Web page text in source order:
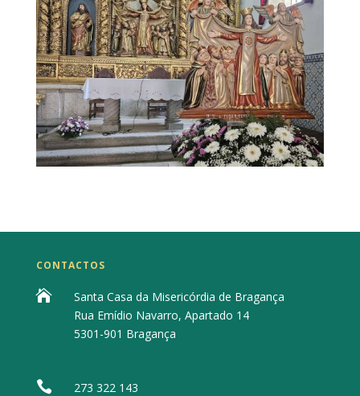
CONTACTOS

Santa Casa da Misericórdia de Bragança
Rua Emídio Navarro, Apartado 14
5301-901 Bragança

273 322 143